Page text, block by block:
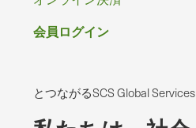
会員ログイン
とつながるSCS Global Services